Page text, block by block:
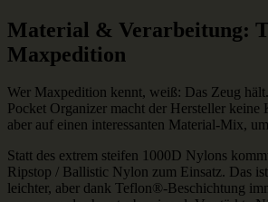
Material & Verarbeitung:
Maxpedition
Wer Maxpedition kennt, weiß: Das Zeug
Pocket Organizer macht der Hersteller keine
aber auf einen interessanten Material-Mix,
Statt des extrem steifen 1000D Nylons
Ripstop / Ballistic Nylon zum Einsatz. Das
leichter, aber dank Teflon®-Beschichtung